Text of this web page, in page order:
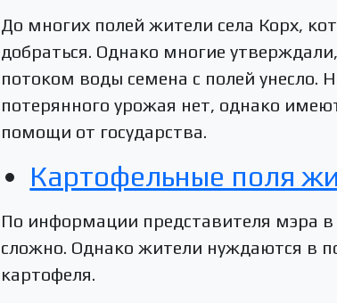
До многих полей жители села Корх,
добраться. Однако многие
потоком воды семена с полей унесло.
потерянного урожая нет, однако
помощи от государства.
Картофельные поля
По информации представителя мэра в
сложно. Однако жители нуждаются в
картофеля.